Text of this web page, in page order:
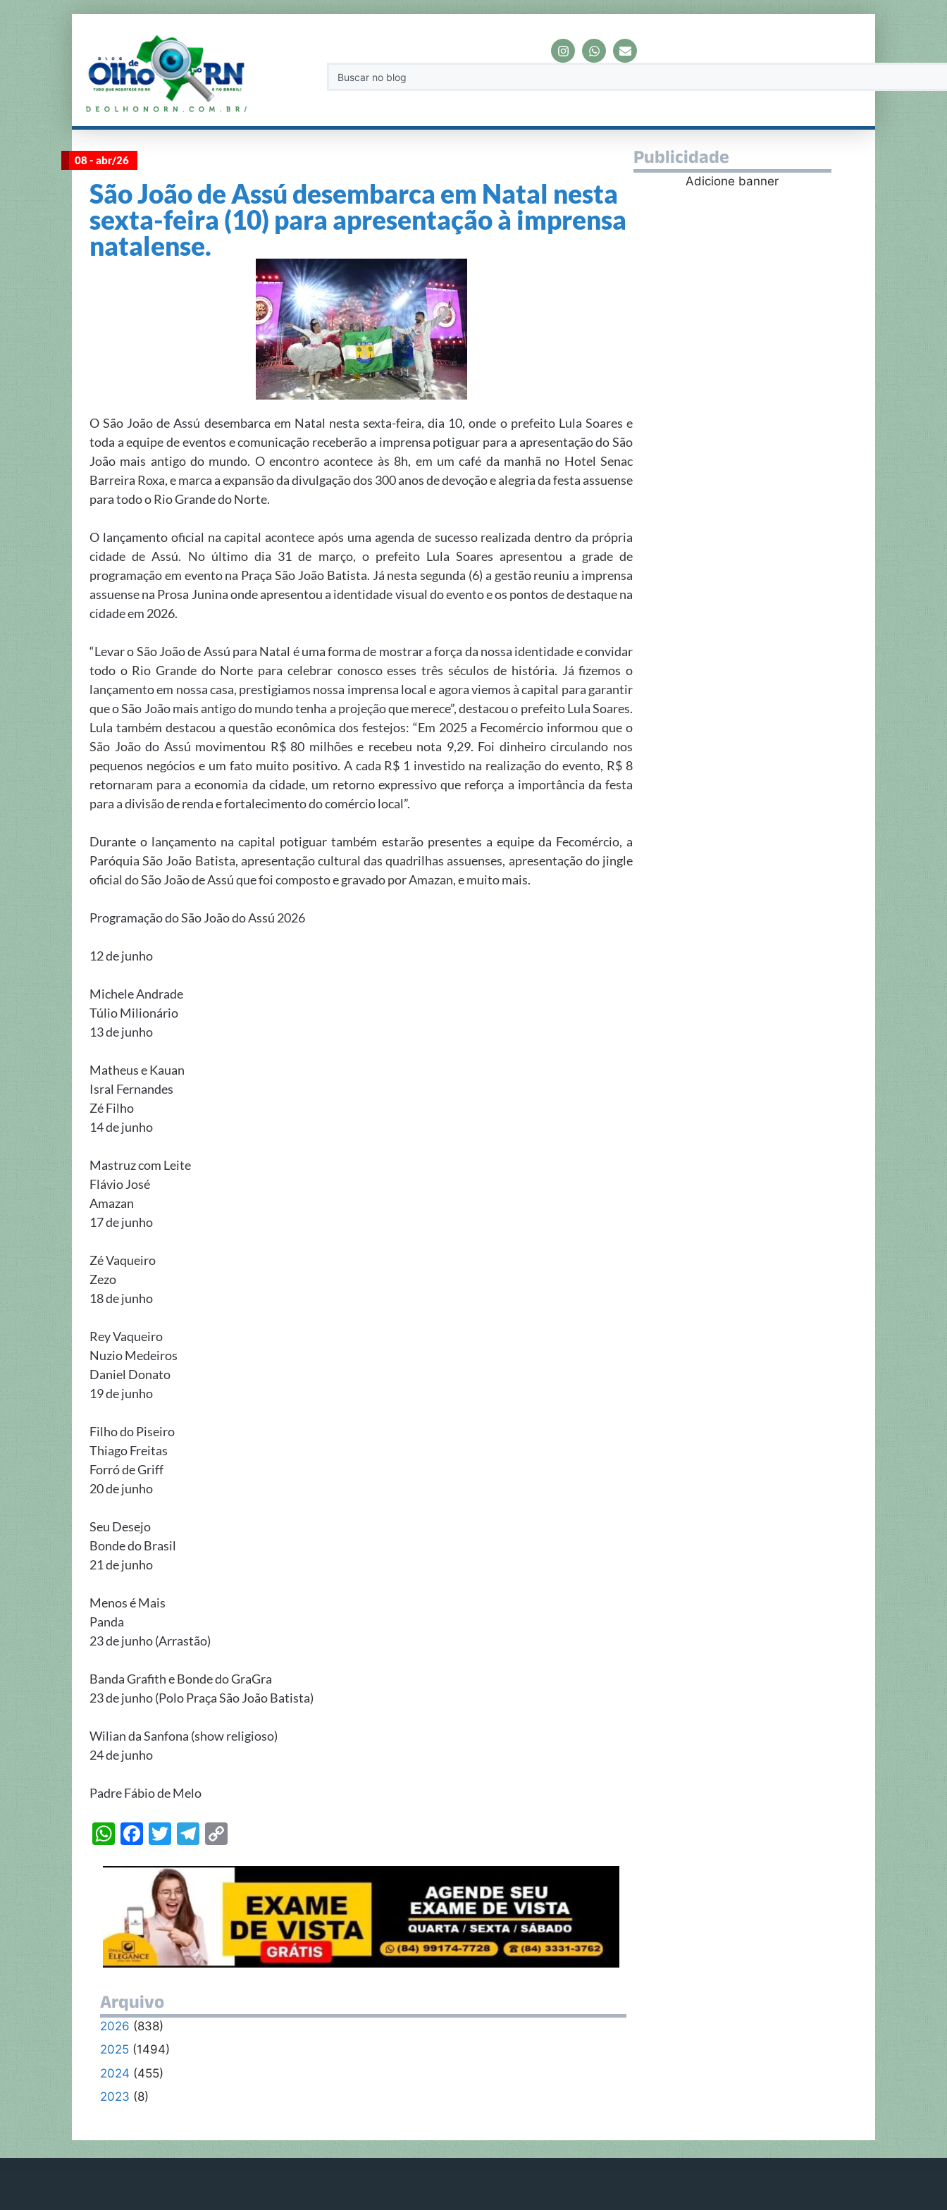
08 - abr/26
São João de Assú desembarca em Natal nesta
sexta-feira (10) para apresentação à imprensa
natalense.
O São João de Assú desembarca em Natal nesta sexta-feira, dia 10, onde o prefeito Lula Soares e
toda a equipe de eventos e comunicação receberão a imprensa potiguar para a apresentação do São
João mais antigo do mundo. O encontro acontece às 8h, em um café da manhã no Hotel Senac
Barreira Roxa, e marca a expansão da divulgação dos 300 anos de devoção e alegria da festa assuense
para todo o Rio Grande do Norte.
O lançamento oficial na capital acontece após uma agenda de sucesso realizada dentro da própria
cidade de Assú. No último dia 31 de março, o prefeito Lula Soares apresentou a grade de
programação em evento na Praça São João Batista. Já nesta segunda (6) a gestão reuniu a imprensa
assuense na Prosa Junina onde apresentou a identidade visual do evento e os pontos de destaque na
cidade em 2026.
“Levar o São João de Assú para Natal é uma forma de mostrar a força da nossa identidade e convidar
todo o Rio Grande do Norte para celebrar conosco esses três séculos de história. Já fizemos o
lançamento em nossa casa, prestigiamos nossa imprensa local e agora viemos à capital para garantir
que o São João mais antigo do mundo tenha a projeção que merece”, destacou o prefeito Lula Soares.
Lula também destacou a questão econômica dos festejos: “Em 2025 a Fecomércio informou que o
São João do Assú movimentou R$ 80 milhões e recebeu nota 9,29. Foi dinheiro circulando nos
pequenos negócios e um fato muito positivo. A cada R$ 1 investido na realização do evento, R$ 8
retornaram para a economia da cidade, um retorno expressivo que reforça a importância da festa
para a divisão de renda e fortalecimento do comércio local”.
Durante o lançamento na capital potiguar também estarão presentes a equipe da Fecomércio, a
Paróquia São João Batista, apresentação cultural das quadrilhas assuenses, apresentação do jingle
oficial do São João de Assú que foi composto e gravado por Amazan, e muito mais.
Programação do São João do Assú 2026
12 de junho
Michele Andrade
Túlio Milionário
13 de junho
Matheus e Kauan
Isral Fernandes
Zé Filho
14 de junho
Mastruz com Leite
Flávio José
Amazan
17 de junho
Zé Vaqueiro
Zezo
18 de junho
Rey Vaqueiro
Nuzio Medeiros
Daniel Donato
19 de junho
Filho do Piseiro
Thiago Freitas
Forró de Griff
20 de junho
Seu Desejo
Bonde do Brasil
21 de junho
Menos é Mais
Panda
23 de junho (Arrastão)
Banda Grafith e Bonde do GraGra
23 de junho (Polo Praça São João Batista)
Wilian da Sanfona (show religioso)
24 de junho
Padre Fábio de Melo
W
A
p
p
F
e
b
o
o
k
T
itt
er
T
a
m
p
Li
n
k
Arquivo
2026 (838)
2025 (1494)
2024 (455)
2023 (8)
Publicidade
Adicione banner